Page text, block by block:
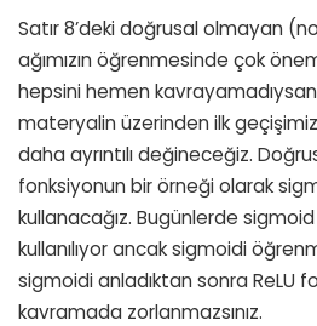
Satır 8’deki doğrusal olmayan
ağımızın öğrenmesinde çok
hepsini hemen
materyalin üzerinden ilk
daha ayrıntılı değineceğiz.
fonksiyonun bir örneği olarak
kullanacağız. Bugünlerde
kullanılıyor ancak sigmoidi
sigmoidi anladıktan sonra ReLU
kavramada zorlanmazsınız.